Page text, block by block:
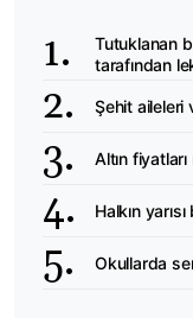
Tutuklanan
tarafından
Şehit aileleri
Altın
Halkın
Okullarda